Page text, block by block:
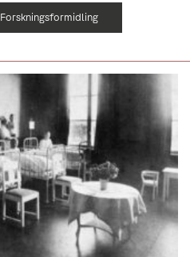
Forskningsformidling